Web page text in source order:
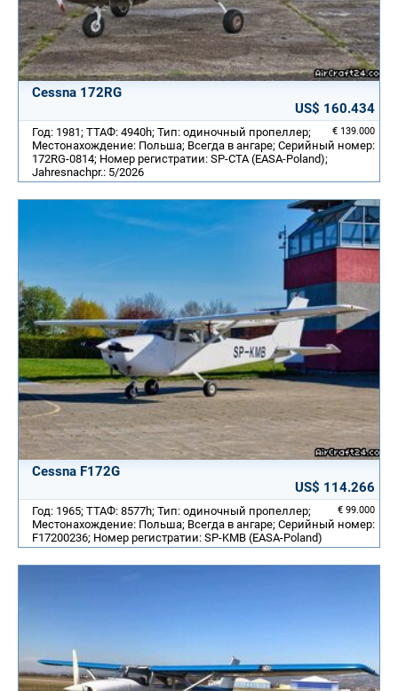
Cessna 172RG
US$ 160.434
€ 139.000
Год: 1981; ТТАФ: 4940h; Тип: одиночный пропеллер;
Местонахождение: Польша; Всегда в ангаре; Серийный номер:
172RG-0814; Номер регистратии: SP-CTA (EASA-Poland);
Jahresnachpr.: 5/2026
Cessna F172G
US$ 114.266
€ 99.000
Год: 1965; ТТАФ: 8577h; Тип: одиночный пропеллер;
Местонахождение: Польша; Всегда в ангаре; Серийный номер:
F17200236; Номер регистратии: SP-KMB (EASA-Poland)